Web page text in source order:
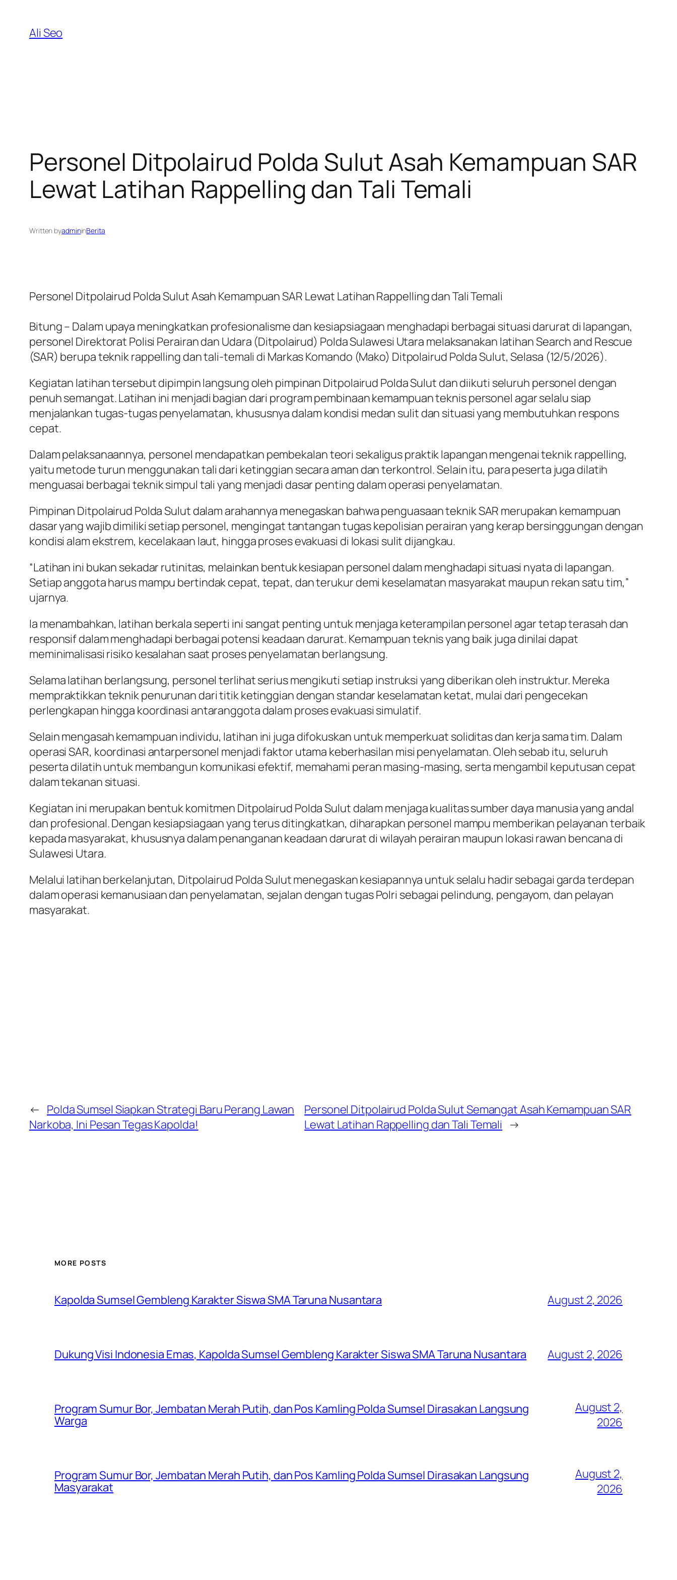
content
Ali Seo
Personel Ditpolairud Polda Sulut Asah Kemampuan SAR
Lewat Latihan Rappelling dan Tali Temali
Written byadmininBerita
Personel Ditpolairud Polda Sulut Asah Kemampuan SAR Lewat Latihan Rappelling dan Tali Temali
Bitung – Dalam upaya meningkatkan profesionalisme dan kesiapsiagaan menghadapi berbagai situasi darurat di lapangan,
personel Direktorat Polisi Perairan dan Udara (Ditpolairud) Polda Sulawesi Utara melaksanakan latihan Search and Rescue
(SAR) berupa teknik rappelling dan tali-temali di Markas Komando (Mako) Ditpolairud Polda Sulut, Selasa (12/5/2026).
Kegiatan latihan tersebut dipimpin langsung oleh pimpinan Ditpolairud Polda Sulut dan diikuti seluruh personel dengan
penuh semangat. Latihan ini menjadi bagian dari program pembinaan kemampuan teknis personel agar selalu siap
menjalankan tugas-tugas penyelamatan, khususnya dalam kondisi medan sulit dan situasi yang membutuhkan respons
cepat.
Dalam pelaksanaannya, personel mendapatkan pembekalan teori sekaligus praktik lapangan mengenai teknik rappelling,
yaitu metode turun menggunakan tali dari ketinggian secara aman dan terkontrol. Selain itu, para peserta juga dilatih
menguasai berbagai teknik simpul tali yang menjadi dasar penting dalam operasi penyelamatan.
Pimpinan Ditpolairud Polda Sulut dalam arahannya menegaskan bahwa penguasaan teknik SAR merupakan kemampuan
dasar yang wajib dimiliki setiap personel, mengingat tantangan tugas kepolisian perairan yang kerap bersinggungan dengan
kondisi alam ekstrem, kecelakaan laut, hingga proses evakuasi di lokasi sulit dijangkau.
“Latihan ini bukan sekadar rutinitas, melainkan bentuk kesiapan personel dalam menghadapi situasi nyata di lapangan.
Setiap anggota harus mampu bertindak cepat, tepat, dan terukur demi keselamatan masyarakat maupun rekan satu tim,”
ujarnya.
Ia menambahkan, latihan berkala seperti ini sangat penting untuk menjaga keterampilan personel agar tetap terasah dan
responsif dalam menghadapi berbagai potensi keadaan darurat. Kemampuan teknis yang baik juga dinilai dapat
meminimalisasi risiko kesalahan saat proses penyelamatan berlangsung.
Selama latihan berlangsung, personel terlihat serius mengikuti setiap instruksi yang diberikan oleh instruktur. Mereka
mempraktikkan teknik penurunan dari titik ketinggian dengan standar keselamatan ketat, mulai dari pengecekan
perlengkapan hingga koordinasi antaranggota dalam proses evakuasi simulatif.
Selain mengasah kemampuan individu, latihan ini juga difokuskan untuk memperkuat soliditas dan kerja sama tim. Dalam
operasi SAR, koordinasi antarpersonel menjadi faktor utama keberhasilan misi penyelamatan. Oleh sebab itu, seluruh
peserta dilatih untuk membangun komunikasi efektif, memahami peran masing-masing, serta mengambil keputusan cepat
dalam tekanan situasi.
Kegiatan ini merupakan bentuk komitmen Ditpolairud Polda Sulut dalam menjaga kualitas sumber daya manusia yang andal
dan profesional. Dengan kesiapsiagaan yang terus ditingkatkan, diharapkan personel mampu memberikan pelayanan terbaik
kepada masyarakat, khususnya dalam penanganan keadaan darurat di wilayah perairan maupun lokasi rawan bencana di
Sulawesi Utara.
Melalui latihan berkelanjutan, Ditpolairud Polda Sulut menegaskan kesiapannya untuk selalu hadir sebagai garda terdepan
dalam operasi kemanusiaan dan penyelamatan, sejalan dengan tugas Polri sebagai pelindung, pengayom, dan pelayan
masyarakat.
← Polda Sumsel Siapkan Strategi Baru Perang Lawan
Narkoba, Ini Pesan Tegas Kapolda!
Personel Ditpolairud Polda Sulut Semangat Asah Kemampuan SAR
Lewat Latihan Rappelling dan Tali Temali →
MORE POSTS
Kapolda Sumsel Gembleng Karakter Siswa SMA Taruna Nusantara August 2, 2026
Dukung Visi Indonesia Emas, Kapolda Sumsel Gembleng Karakter Siswa SMA Taruna Nusantara August 2, 2026
Program Sumur Bor, Jembatan Merah Putih, dan Pos Kamling Polda Sumsel Dirasakan Langsung
Warga
August 2,
2026
Program Sumur Bor, Jembatan Merah Putih, dan Pos Kamling Polda Sumsel Dirasakan Langsung
Masyarakat
August 2,
2026